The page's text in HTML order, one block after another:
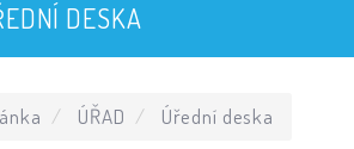
DESKA
ÚŘAD Úřední deska